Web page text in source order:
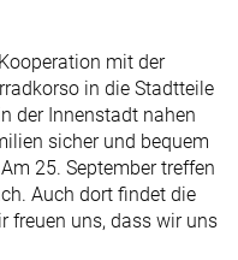
mit der
in die Stadtteile
der Innenstadt nahen
sicher und bequem
25. September treffen
Auch dort findet die
freuen uns, dass wir uns